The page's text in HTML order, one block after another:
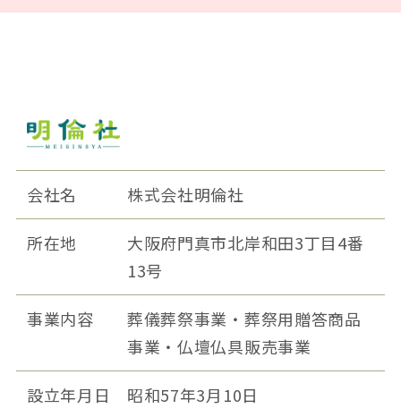
会社名 株式会社明倫社
所在地
大阪府門真市北岸和田3丁目4番
13号
事業内容
葬儀葬祭事業・葬祭用贈答商品
事業・仏壇仏具販売事業
設立年月日 昭和57年3月10日